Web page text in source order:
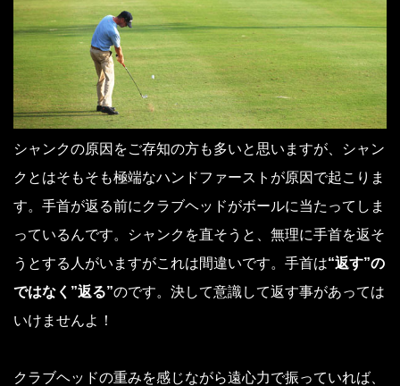
シャンクの原因をご存知の方も多いと思いますが、シャン
クとはそもそも極端なハンドファーストが原因で起こりま
す。手首が返る前にクラブヘッドがボールに当たってしま
っているんです。シャンクを直そうと、無理に手首を返そ
うとする人がいますがこれは間違いです。手首は“返す”の
ではなく”返る”のです。決して意識して返す事があっては
いけませんよ！
クラブヘッドの重みを感じながら遠心力で振っていれば、